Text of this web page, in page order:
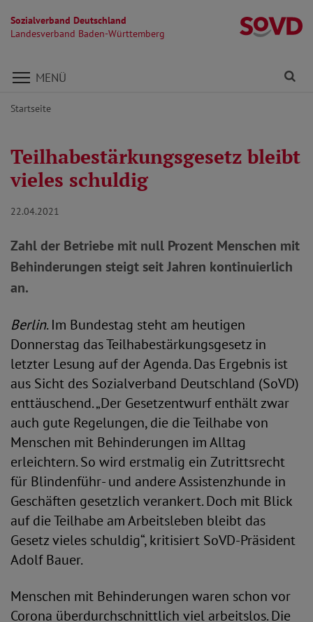
Sozialverband Deutschland
Landesverband Baden-Württemberg
Direkt zu den Inhalten springen
MENÜ
Startseite
Teilhabestärkungsgesetz bleibt
vieles schuldig
22.04.2021
Zahl der Betriebe mit null Prozent Menschen mit
Behinderungen steigt seit Jahren kontinuierlich
an.
Berlin. Im Bundestag steht am heutigen
Donnerstag das Teilhabestärkungsgesetz in
letzter Lesung auf der Agenda. Das Ergebnis ist
aus Sicht des Sozialverband Deutschland (SoVD)
enttäuschend. „Der Gesetzentwurf enthält zwar
auch gute Regelungen, die die Teilhabe von
Menschen mit Behinderungen im Alltag
erleichtern. So wird erstmalig ein Zutrittsrecht
für Blindenführ- und andere Assistenzhunde in
Geschäften gesetzlich verankert. Doch mit Blick
auf die Teilhabe am Arbeitsleben bleibt das
Gesetz vieles schuldig“, kritisiert SoVD-Präsident
Adolf Bauer.
Menschen mit Behinderungen waren schon vor
Corona überdurchschnittlich viel arbeitslos. Die